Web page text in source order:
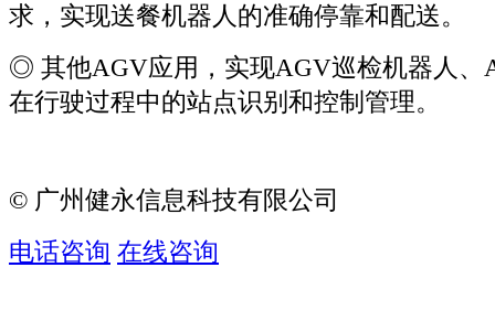
求，实现送餐机器人的准确停靠和配送。
◎ 其他AGV应用，实现AGV巡检机器人、
在行驶过程中的站点识别和控制管理。
© 广州健永信息科技有限公司
电话咨询 在线咨询